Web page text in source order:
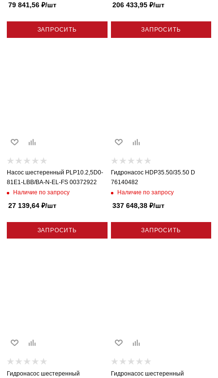
79 841,56 ₽/шт
ЗАПРОСИТЬ
206 433,95₽/шт
ЗАПРОСИТЬ
Насос шестеренный PLP10.2,5D0-
81E1-LBB/BA-N-EL-FS 00372922
Наличие по запросу
27 139,64 ₽/шт
ЗАПРОСИТЬ
Гидронасос HDP35.50/35.50 D
76140482
Наличие по запросу
337 648,38₽/шт
ЗАПРОСИТЬ
Гидронасос шестеренный Гидронасос шестеренный